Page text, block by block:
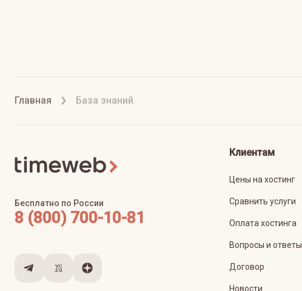
Главная База знаний
Бесплатно по России
8 (800) 700-10-81
Клиентам
Цены на хостинг
Сравнить услуги
Оплата хостинга
Вопросы и ответы
Договор
Новости